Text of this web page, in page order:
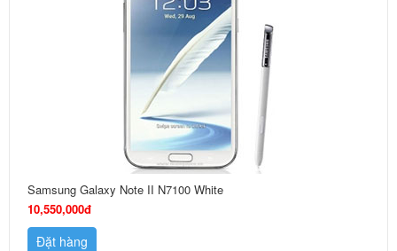
Samsung Galaxy Note II N7100 White
10,550,000đ
Đặt hàng